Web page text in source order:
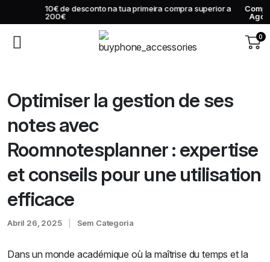
10€ de desconto na tua primeira compra superior a
Comprar
0
Optimiser la gestion de ses
notes avec
Roomnotesplanner : expertise
et conseils pour une utilisation
efficace
Abril 26, 2025 Sem Categoria
Dans un monde académique où la maîtrise du temps et la